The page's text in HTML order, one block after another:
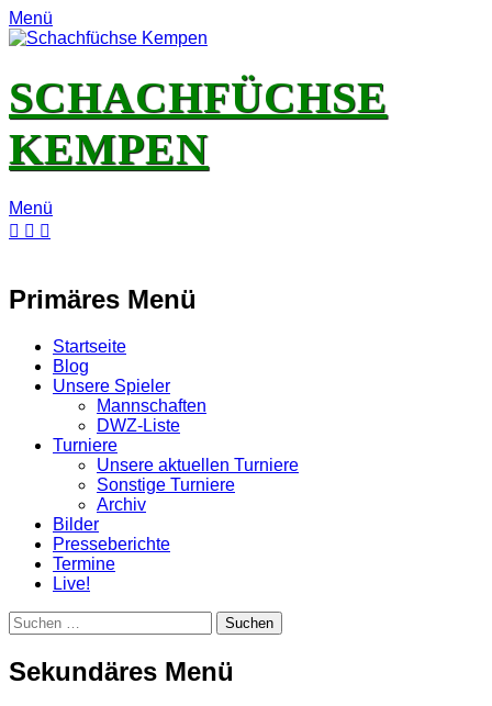
Menü
SCHACHFÜCHSE
KEMPEN
Menü
E-
FeedYouTube
Primäres Menü
Zum
Inhalt
springen
Startseite
Blog
Unsere Spieler
Mannschaften
DWZ-Liste
Turniere
Unsere aktuellen Turniere
Sonstige Turniere
Archiv
Bilder
Presseberichte
Termine
Live!
Suchen
Suchen
nach:
Sekundäres Menü